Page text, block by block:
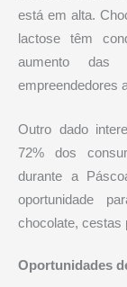
está em alta.
lactose têm
aumento das
empreendedores
Outro dado
72% dos
durante a
oportunidade
chocolate, cestas
Oportunidades